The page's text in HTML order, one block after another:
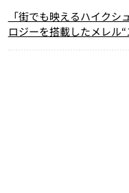
「街でも映えるハイク
ロジーを搭載したメレル